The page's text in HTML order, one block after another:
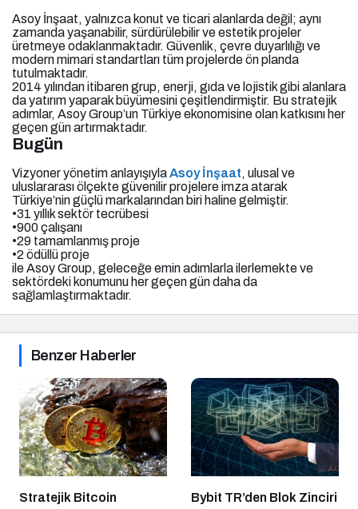
Asoy İnşaat, yalnızca konut ve ticari alanlarda değil; aynı
zamanda yaşanabilir, sürdürülebilir ve estetik projeler
üretmeye odaklanmaktadır. Güvenlik, çevre duyarlılığı ve
modern mimari standartları tüm projelerde ön planda
tutulmaktadır.
2014 yılından itibaren grup, enerji, gıda ve lojistik gibi alanlara
da yatırım yaparak büyümesini çeşitlendirmiştir. Bu stratejik
adımlar, Asoy Group’un Türkiye ekonomisine olan katkısını her
geçen gün artırmaktadır.
Bugün
Vizyoner yönetim anlayışıylaAsoy İnşaat, ulusal ve
uluslararası ölçekte güvenilir projelere imza atarak
Türkiye’nin güçlü markalarından biri haline gelmiştir.
•31 yıllık sektör tecrübesi
•900 çalışanı
•29 tamamlanmış proje
•2 ödüllü proje
ile Asoy Group, geleceğe emin adımlarla ilerlemekte ve
sektördeki konumunu her geçen gün daha da
sağlamlaştırmaktadır.
Benzer Haberler
Stratejik Bitcoin
Bybit TR’den Blok Zinciri